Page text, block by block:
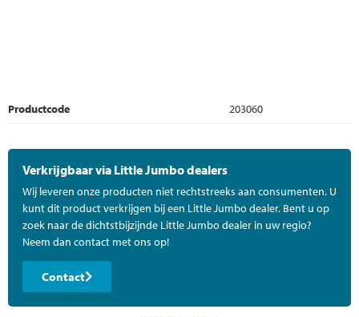
Productcode 203060
Verkrijgbaar via Little Jumbo dealers
Wij leveren onze producten niet rechtstreeks aan consumenten. U
kunt dit product verkrijgen bij een Little Jumbo dealer. Bent u op
zoek naar de dichtstbijzijnde Little Jumbo dealer in uw regio?
Neem dan contact met ons op!
Contact